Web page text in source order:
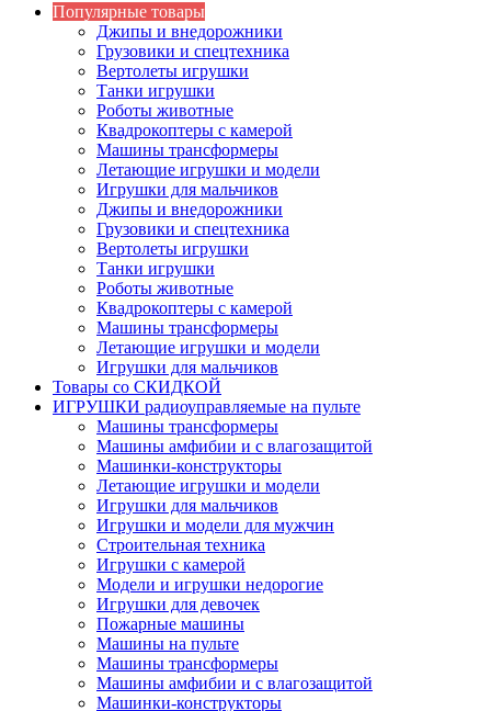
Популярные товары
Джипы и внедорожники
Грузовики и спецтехника
Вертолеты игрушки
Танки игрушки
Роботы животные
Квадрокоптеры с камерой
Машины трансформеры
Летающие игрушки и модели
Игрушки для мальчиков
Джипы и внедорожники
Грузовики и спецтехника
Вертолеты игрушки
Танки игрушки
Роботы животные
Квадрокоптеры с камерой
Машины трансформеры
Летающие игрушки и модели
Игрушки для мальчиков
Товары со СКИДКОЙ
ИГРУШКИ радиоуправляемые на пульте
Машины трансформеры
Машины амфибии и с влагозащитой
Машинки-конструкторы
Летающие игрушки и модели
Игрушки для мальчиков
Игрушки и модели для мужчин
Строительная техника
Игрушки с камерой
Модели и игрушки недорогие
Игрушки для девочек
Пожарные машины
Машины на пульте
Машины трансформеры
Машины амфибии и с влагозащитой
Машинки-конструкторы